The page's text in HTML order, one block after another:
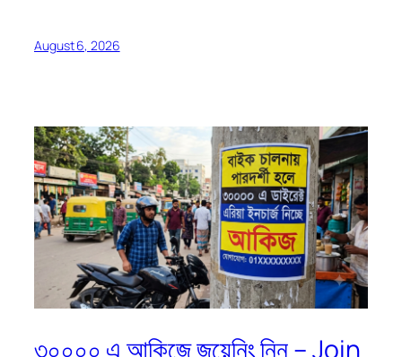
August 6, 2026
৩০০০০ এ আকিজে জয়েনিং নিন – Join